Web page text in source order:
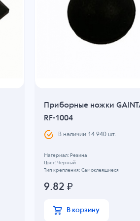
Приборные ножки
RF-1004
В наличии 14 940шт.
Материал: Резина
Цвет: Черный
Тип крепления: Самоклеящиеся
9.82 ₽
В корзину